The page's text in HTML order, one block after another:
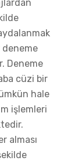
deneme
Deneme
cüzi bir
hale
işlemleri
alması